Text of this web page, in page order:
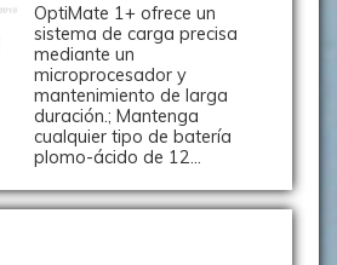
OptiMate 1+ ofrece un
sistema de carga precisa
mediante un
microprocesador y
mantenimiento de larga
duración.; Mantenga
cualquier tipo de batería
plomo-ácido de 12...